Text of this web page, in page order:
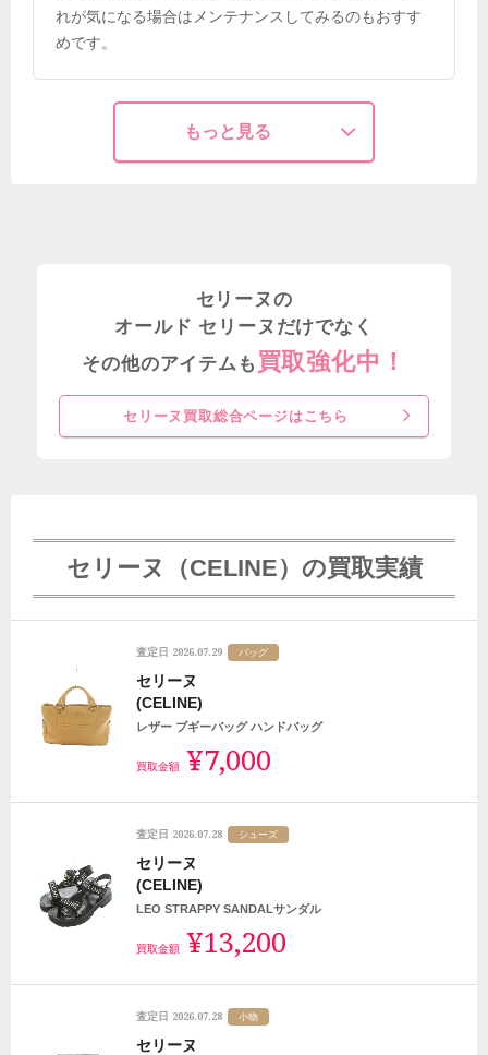
れが気になる場合はメンテナンスしてみるのもおすす
めです。
もっと見る
セリーヌの
オールド セリーヌだけでなく
その他のアイテムも 買取強化中！
セリーヌ買取総合ページはこちら
セリーヌ（CELINE）の買取実績
査定日 2026.07.29 バッグ
セリーヌ
(CELINE)
レザー ブギーバッグ ハンドバッグ
買取金額 ¥7,000
査定日 2026.07.28 シューズ
セリーヌ
(CELINE)
LEO STRAPPY SANDALサンダル
買取金額 ¥13,200
査定日 2026.07.28 小物
セリーヌ